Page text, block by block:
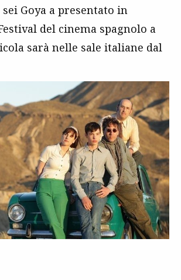
Goya a presentato in
del cinema spagnolo a
sarà nelle sale italiane dal